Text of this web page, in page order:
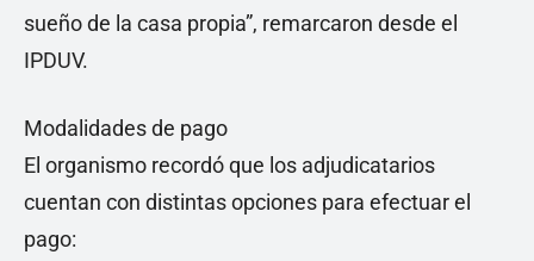
sueño de la casa propia”, remarcaron desde el
IPDUV.
Modalidades de pago
El organismo recordó que los adjudicatarios
cuentan con distintas opciones para efectuar el
pago: